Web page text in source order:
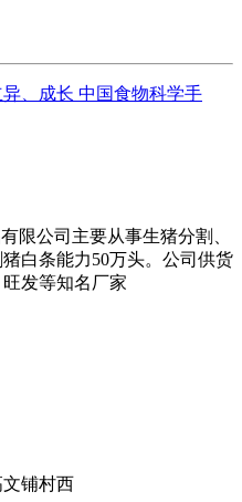
、成长 中国食物科学手
限公司主要从事生猪分割、
白条能力50万头。公司供货
发等知名厂家
铺村西